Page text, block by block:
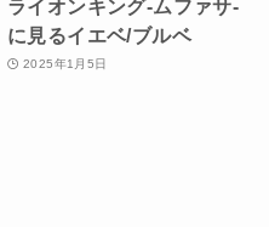
ライオンキング-ムファサ-
に見るイエベ/ブルベ
2025年1月5日